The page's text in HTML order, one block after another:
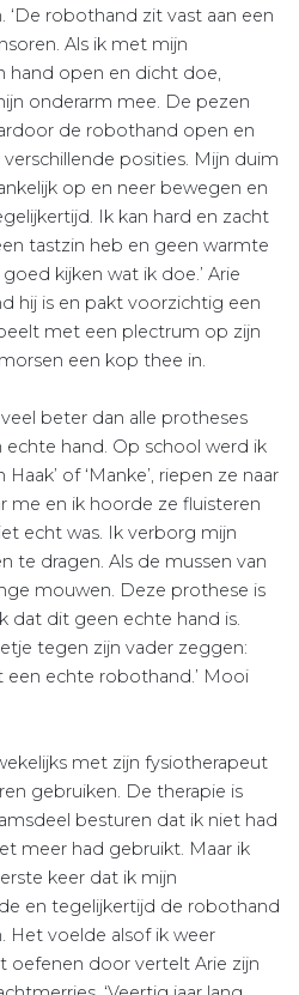
‘De robothand zit vast aan een
Als ik met mijn
hand open en dicht doe,
onderarm mee. De pezen
de robothand open en
posities. Mijn duim
op en neer bewegen en
Ik kan hard en zacht
tastzin heb en geen warmte
kijken wat ik doe.’ Arie
hij is en pakt voorzichtig een
met een plectrum op zijn
een kop thee in.
beter dan alle protheses
hand. Op school werd ik
of ‘Manke’, riepen ze naar
me en ik hoorde ze fluisteren
echt was. Ik verborg mijn
te dragen. Als de mussen van
mouwen. Deze prothese is
dat dit geen echte hand is.
tegen zijn vader zeggen:
een echte robothand.’ Mooi
met zijn fysiotherapeut
gebruiken. De therapie is
besturen dat ik niet had
meer had gebruikt. Maar ik
keer dat ik mijn
en tegelijkertijd de robothand
Het voelde alsof ik weer
oefenen door vertelt Arie zijn